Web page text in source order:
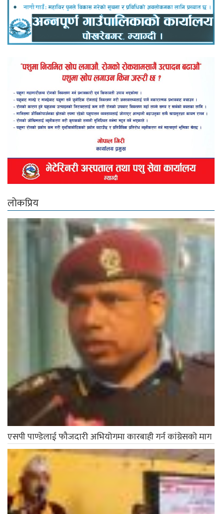
लोकप्रिय
एसपी पाण्डेलाई फौजदारी अभियोगमा कारबाही गर्न कांग्रेसको माग